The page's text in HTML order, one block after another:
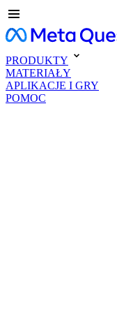
PRODUKTY
MATERIAŁY
APLIKACJE I GRY
POMOC